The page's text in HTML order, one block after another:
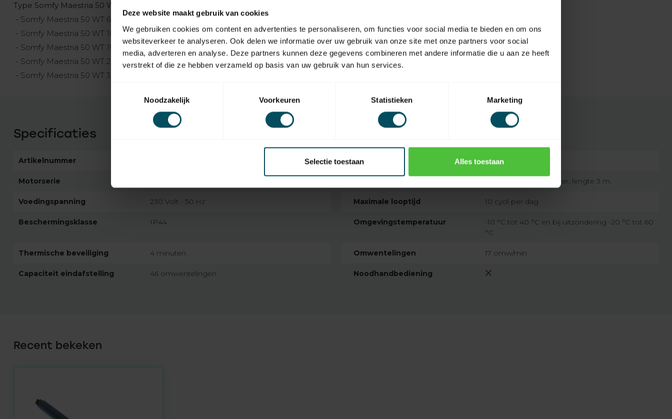
Deze website maakt gebruik van cookies
We gebruiken cookies om content en advertenties te personaliseren, om functies voor social media te bieden en om ons
websiteverkeer te analyseren. Ook delen we informatie over uw gebruik van onze site met onze partners voor social
media, adverteren en analyse. Deze partners kunnen deze gegevens combineren met andere informatie die u aan ze heeft
verstrekt of die ze hebben verzameld op basis van uw gebruik van hun services.
Noodzakelijk
Voorkeuren Statistieken Marketing
Selectie toestaan Alles toestaan
Type Somfy Maestria 50 WT buismotoren
- Somfy Maestria 50 WT 6/17 - 10 Nm - 17 omw/min - lengte 653 mm
- Somfy Maestria 50 WT 10/17 - 10 Nm - 17 omw/min - lengte 563 mm
- Somfy Maestria 50 WT 15/17 - 15 Nm - 17 omw/min - lengte 613 mm
- Somfy Maestria 50 WT 25/17 - 25 Nm - 17 omw/min - lengte 613 mm
- Somfy Maestria 50 WT 35/17 - 35 Nm - 17 omw/min - lengte 663 mm
Specificaties
Artikelnummer SKU 1111214
Motorserie wit 4-aderig (VVF) snoer, lengte 3 m.
Voedingspanning 230 Volt - 50 Hz Maximale looptijd 10 cycli per dag
Beschermingsklasse IP44 Omgevingstemperatuur
-10 °C tot 40 °C en bij uitzondering -20 °C tot 60
°C
Thermische beveiliging 4 minuten Omwentelingen 17 omw/min
Capaciteit eindafstelling 46 omwentelingen Noodhandbediening
Recent bekeken